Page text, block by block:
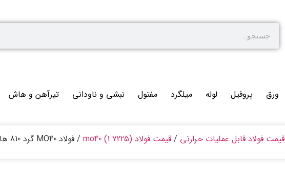
ورق پروفیل لوله میلگرد مفتول نبشی و ناودانی تیرآهن و هاش
قیمت فولاد قابل عملیات حرارتی / قیمت فولاد mo40 (1.7225) / فولاد MO40 گرد 810 هاترول اصفهان